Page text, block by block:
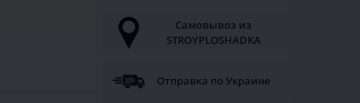
Самовывоз из
STROYPLOSHADKA
Отправка по Украине